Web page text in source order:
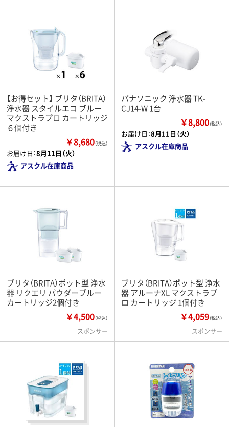
【お得セット】 ブリタ（BRITA）
浄水器 スタイルエコ ブルー
マクストラプロ カートリッジ
６個付き
￥8,680（税込）
お届け日：8月11日（火）
アスクル在庫商品
パナソニック 浄水器 TK-
CJ14-W 1台
￥8,800（税込）
お届け日：8月11日（火）
アスクル在庫商品
ブリタ（BRITA）ポット型 浄水
器 リクエリ パウダーブルー
カートリッジ2個付き
￥4,500（税込）
スポンサー
ブリタ（BRITA）ポット型 浄水
器 アルーナXL マクストラプ
ロ カートリッジ 1個付き
￥4,059（税込）
スポンサー